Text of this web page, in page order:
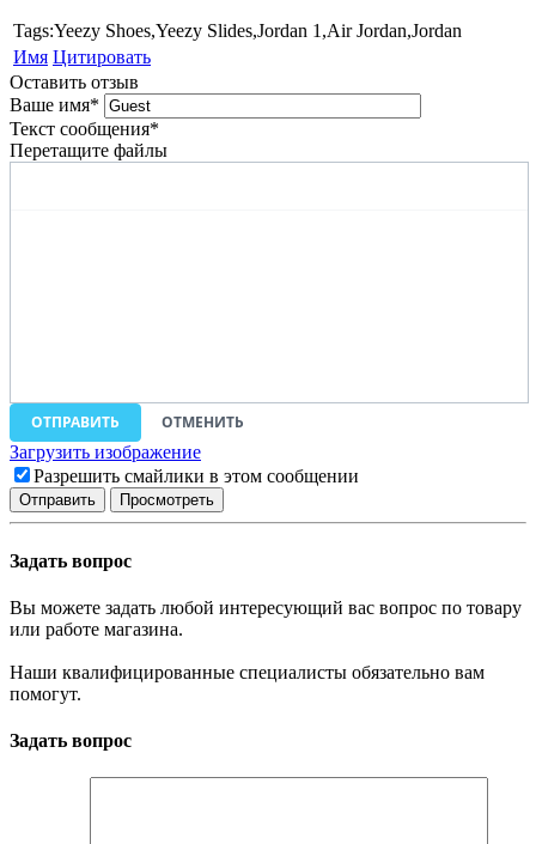
Tags:Yeezy Shoes,Yeezy Slides,Jordan 1,Air Jordan,Jordan
Имя Цитировать
Оставить отзыв
Ваше имя*
Текст сообщения*
Перетащите файлы
ОТПРАВИТЬ
ОТМЕНИТЬ
Загрузить изображение
Разрешить смайлики в этом сообщении
Задать вопрос
Вы можете задать любой интересующий вас вопрос по товару
или работе магазина.
Наши квалифицированные специалисты обязательно вам
помогут.
Задать вопрос